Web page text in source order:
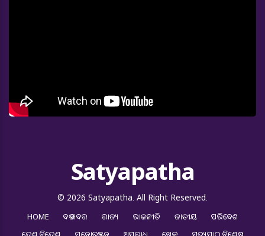
Satyapatha
© 2026 Satyapatha. All Right Reserved.
HOME ବଡ ଖବର ରାଜ୍ୟ ରାଜନୀତି ଜାତୀୟ
ପରିବେଶ